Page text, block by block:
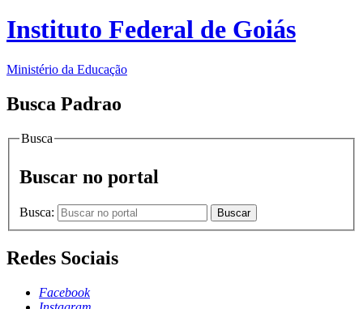
Instituto Federal de Goiás
Ministério da Educação
Busca Padrao
Busca
Buscar no portal
Busca: Buscar
Redes Sociais
Facebook